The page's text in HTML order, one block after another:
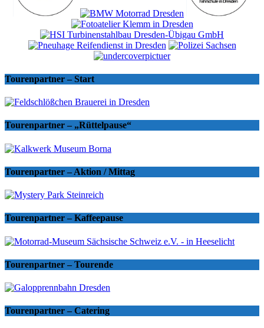
Tourenpartner – Start
Tourenpartner – „Rüttelpause“
Tourenpartner – Aktion / Mittag
Tourenpartner – Kaffeepause
Tourenpartner – Tourende
Tourenpartner – Catering